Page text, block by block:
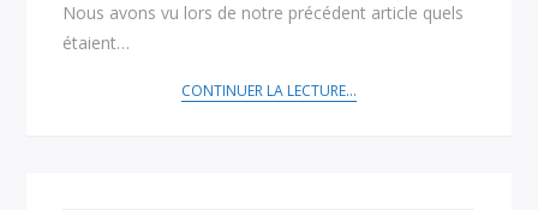
Nous avons vu lors de notre précédent article quels
étaient…
CONTINUER LA LECTURE...